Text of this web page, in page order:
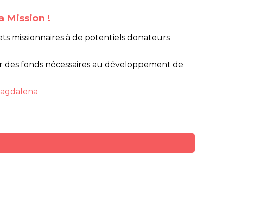
Mission !
missionnaires à de potentiels donateurs
fonds nécessaires au développement de